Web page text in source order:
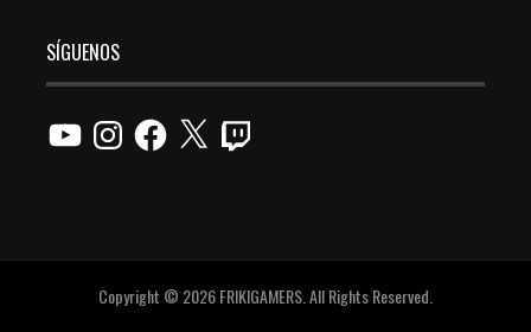
SÍGUENOS
YouTubeInstagramFacebook
X Twitch
Copyright © 2026 FRIKIGAMERS. All Rights Reserved.